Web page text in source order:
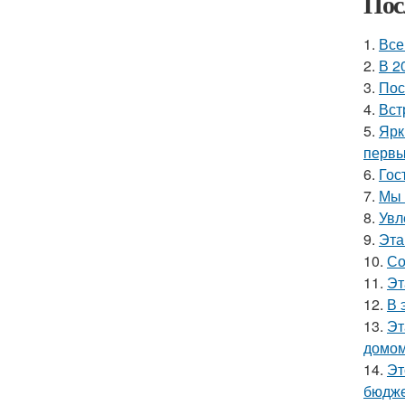
1.
2. В
3.
4.
5.
6.
7. Мы
8.
9.
10.
11.
12. В
13.
14.